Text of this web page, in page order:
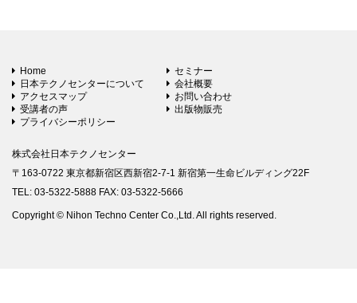
Home
セミナー
日本テクノセンターについて
会社概要
アクセスマップ
お問い合わせ
受講者の声
出版物販売
プライバシーポリシー
株式会社日本テクノセンター
〒163-0722 東京都新宿区西新宿2-7-1 新宿第一生命ビルディング22F
TEL: 03-5322-5888 FAX: 03-5322-5666
Copyright © Nihon Techno Center Co.,Ltd. All rights reserved.